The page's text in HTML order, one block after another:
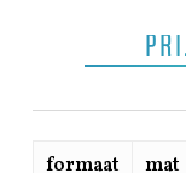
formaat mat